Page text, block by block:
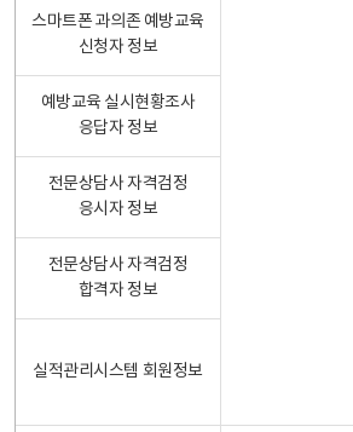
스마트폰 과의존 예방교육
신청자 정보
예방교육 실시현황조사
응답자 정보
전문상담사 자격검정
응시자 정보
전문상담사 자격검정
합격자 정보
실적관리시스템 회원정보